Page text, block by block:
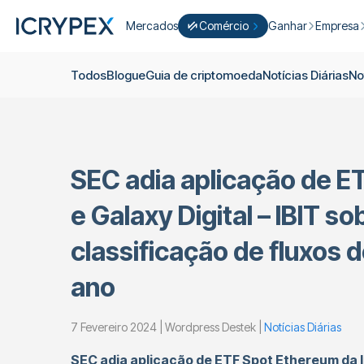
Mercados
Comércio
Pró-Comércio
Cesto de Criptomoedas
Ganhar Empresa
Licenças
Anúncios
TodosBlogueGuia de criptomoedaNotícias Diárias
SEC adia aplicação de
e Galaxy Digital – IBIT
classificação de fluxos
ano
7 Fevereiro 2024 | Wordpress Destek | Notícias Diárias
SEC adia aplicação de ETF Spot Ethereum